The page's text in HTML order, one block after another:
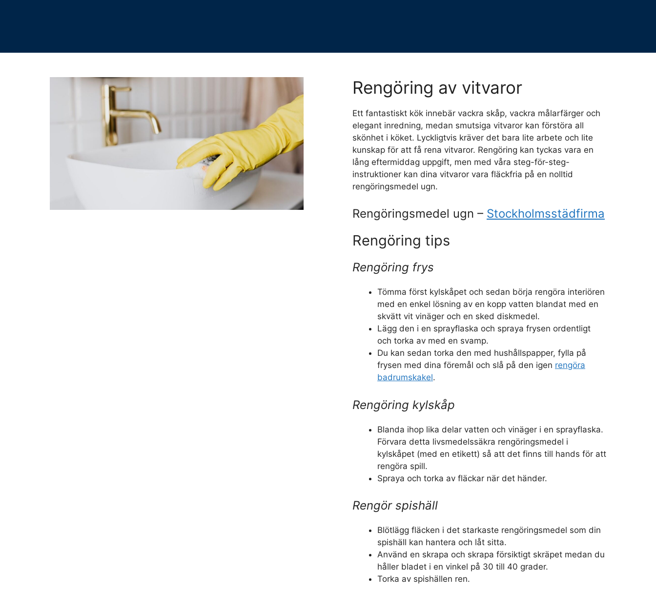
Rengöring av vitvaror
Ett fantastiskt kök innebär vackra skåp, vackra målarfärger och
elegant inredning, medan smutsiga vitvaror kan förstöra all
skönhet i köket. Lyckligtvis kräver det bara lite arbete och lite
kunskap för att få rena vitvaror. Rengöring kan tyckas vara en
lång eftermiddag uppgift, men med våra steg-för-steg-
instruktioner kan dina vitvaror vara fläckfria på en nolltid
rengöringsmedel ugn.
Rengöringsmedel ugn – Stockholmsstädfirma
Rengöring tips
Rengöring frys
Tömma först kylskåpet och sedan börja rengöra interiören
med en enkel lösning av en kopp vatten blandat med en
skvätt vit vinäger och en sked diskmedel.
Lägg den i en sprayflaska och spraya frysen ordentligt
och torka av med en svamp.
Du kan sedan torka den med hushållspapper, fylla på
frysen med dina föremål och slå på den igen rengöra
badrumskakel.
Rengöring kylskåp
Blanda ihop lika delar vatten och vinäger i en sprayflaska.
Förvara detta livsmedelssäkra rengöringsmedel i
kylskåpet (med en etikett) så att det finns till hands för att
rengöra spill.
Spraya och torka av fläckar när det händer.
Rengör spishäll
Blötlägg fläcken i det starkaste rengöringsmedel som din
spishäll kan hantera och låt sitta.
Använd en skrapa och skrapa försiktigt skräpet medan du
håller bladet i en vinkel på 30 till 40 grader.
Torka av spishällen ren.